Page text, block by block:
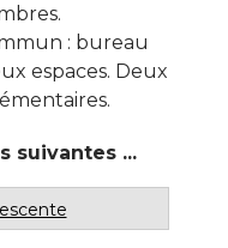
: bureau
espaces. Deux
suivantes ...